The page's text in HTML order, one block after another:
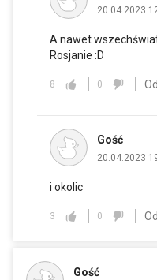
20.04.2023
A nawet
Rosjanie :D
8 0
Gość
20.04.2023
i okolic
3 0
Gość